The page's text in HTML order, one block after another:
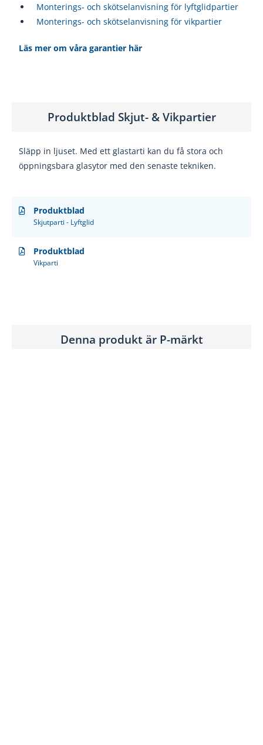
Monterings- och skötselanvisning för lyftglidpartier
Monterings- och skötselanvisning för vikpartier
Läs mer om våra garantier här
Produktblad Skjut- & Vikpartier
Släpp in ljuset. Med ett glastarti kan du få stora och
öppningsbara glasytor med den senaste tekniken.
Produktblad
Skjutparti - Lyftglid
Produktblad
Vikparti
Denna produkt är P-märkt